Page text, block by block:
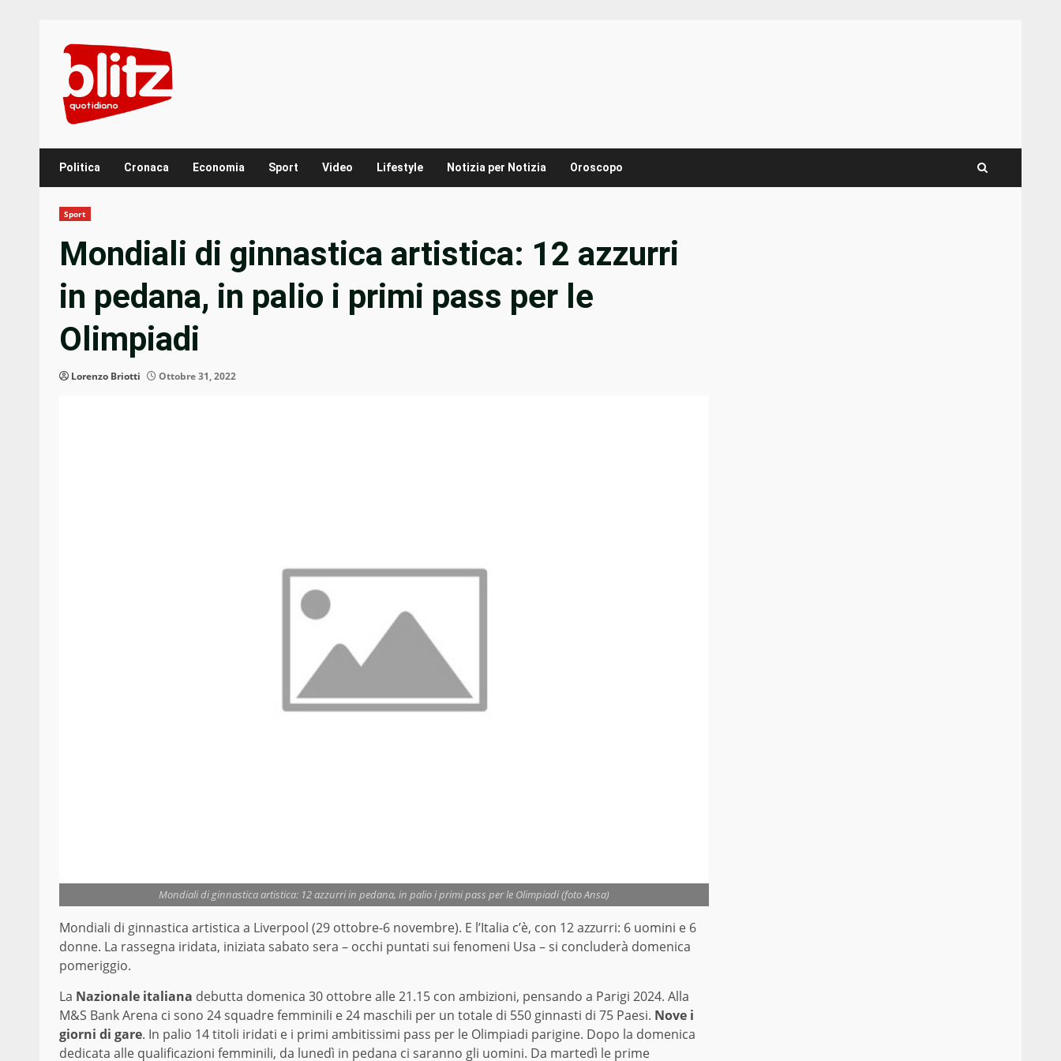
content
Politica Cronaca Economia Sport Video Lifestyle Notizia per Notizia Oroscopo
Sport
Mondiali di ginnastica artistica: 12 azzurri
in pedana, in palio i primi pass per le
Olimpiadi
Lorenzo Briotti Ottobre 31, 2022
Mondiali di ginnastica artistica: 12 azzurri in pedana, in palio i primi pass per le Olimpiadi (foto Ansa)
Mondiali di ginnastica artistica a Liverpool (29 ottobre-6 novembre). E l’Italia c’è, con 12 azzurri: 6 uomini e 6
donne. La rassegna iridata, iniziata sabato sera – occhi puntati sui fenomeni Usa – si concluderà domenica
pomeriggio.
La Nazionale italiana debutta domenica 30 ottobre alle 21.15 con ambizioni, pensando a Parigi 2024. Alla
M&S Bank Arena ci sono 24 squadre femminili e 24 maschili per un totale di 550 ginnasti di 75 Paesi. Nove i
giorni di gare. In palio 14 titoli iridati e i primi ambitissimi pass per le Olimpiadi parigine. Dopo la domenica
dedicata alle qualificazioni femminili, da lunedì in pedana ci saranno gli uomini. Da martedì le prime